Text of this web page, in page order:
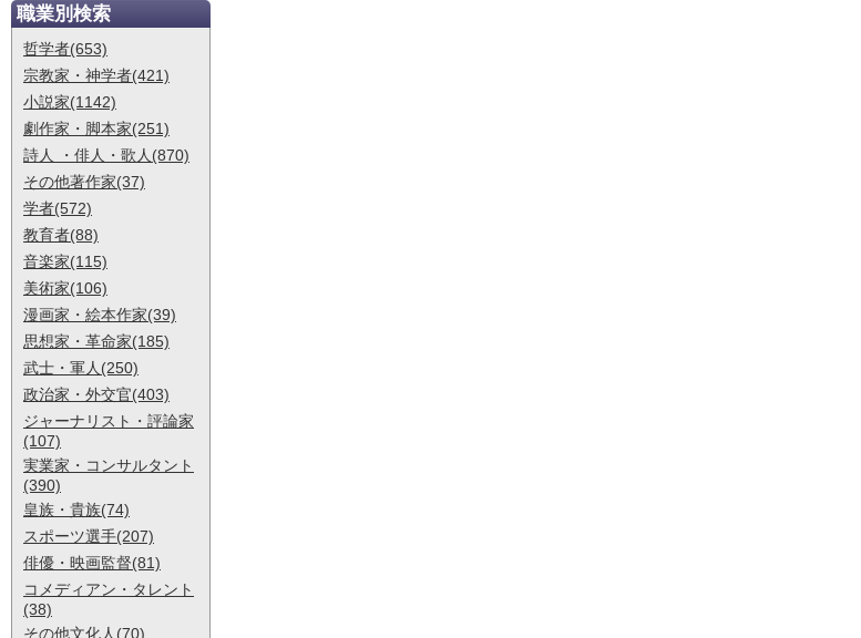
職業別検索
哲学者(653)
宗教家・神学者(421)
小説家(1142)
劇作家・脚本家(251)
詩人 ・俳人・歌人(870)
その他著作家(37)
学者(572)
教育者(88)
音楽家(115)
美術家(106)
漫画家・絵本作家(39)
思想家・革命家(185)
武士・軍人(250)
政治家・外交官(403)
ジャーナリスト・評論家
(107)
実業家・コンサルタント
(390)
皇族・貴族(74)
スポーツ選手(207)
俳優・映画監督(81)
コメディアン・タレント
(38)
その他文化人(70)